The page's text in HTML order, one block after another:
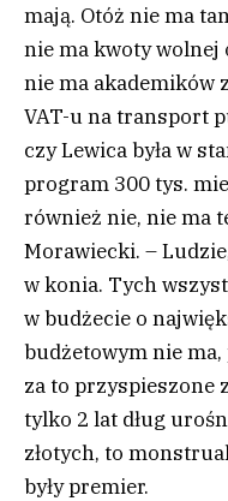
mają. Otóż nie ma
nie ma kwoty wolnej
nie ma akademików
VAT-u na transport
czy Lewica była w
program 300 tys.
również nie, nie ma
Morawiecki. –
w konia. Tych
w budżecie o
budżetowym nie
za to przyspieszone
tylko 2 lat dług
złotych, to
były premier.